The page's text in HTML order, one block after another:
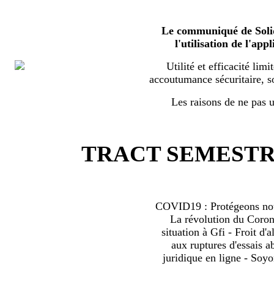
Le communiqué de
l'utilisation de
Utilité et efficacité
accoutumance sécuritaire,
Les raisons de ne pas
TRACT
COVID19 : Protégeons
La révolution du
situation à Gfi - Froit
aux ruptures d'essais
juridique en ligne -